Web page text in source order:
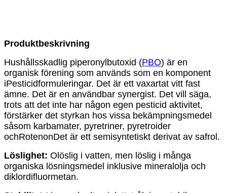
Produktbeskrivning
Hushållsskadlig piperonylbutoxid (PBO) är en
organisk förening som används som en komponent
iPesticidformuleringar. Det är ett vaxartat vitt fast
ämne. Det är en användbar synergist. Det vill säga,
trots att det inte har någon egen pesticid aktivitet,
förstärker det styrkan hos vissa bekämpningsmedel
såsom karbamater, pyretriner, pyretroider
ochRotenonDet är ett semisyntetiskt derivat av safrol.
Löslighet: Olöslig i vatten, men löslig i många
organiska lösningsmedel inklusive mineralolja och
diklordifluormetan.